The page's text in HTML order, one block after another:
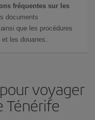
fréquentes sur les
documents
que les procédures
les douanes.
voyager
Ténérife